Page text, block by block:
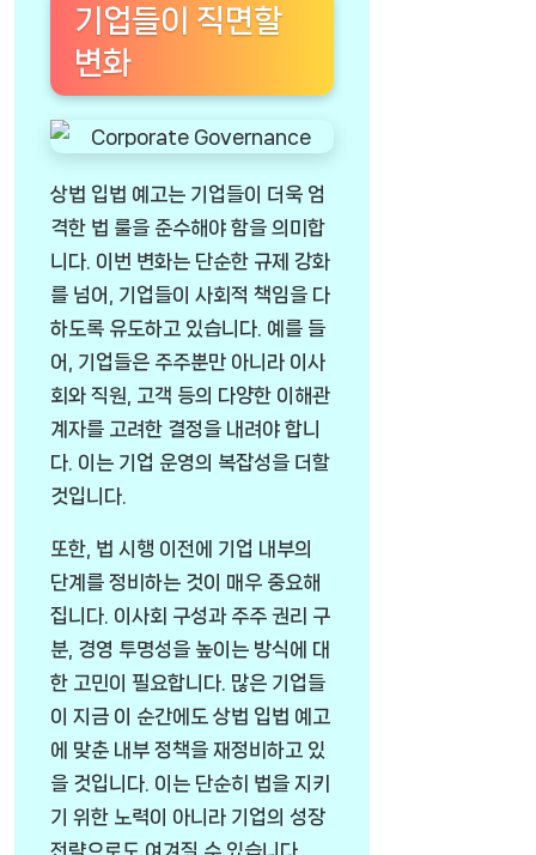
기업들이 직면할
변화
상법 입법 예고는 기업들이 더욱 엄
격한 법 룰을 준수해야 함을 의미합
니다. 이번 변화는 단순한 규제 강화
를 넘어, 기업들이 사회적 책임을 다
하도록 유도하고 있습니다. 예를 들
어, 기업들은 주주뿐만 아니라 이사
회와 직원, 고객 등의 다양한 이해관
계자를 고려한 결정을 내려야 합니
다. 이는 기업 운영의 복잡성을 더할
것입니다.
또한, 법 시행 이전에 기업 내부의
단계를 정비하는 것이 매우 중요해
집니다. 이사회 구성과 주주 권리 구
분, 경영 투명성을 높이는 방식에 대
한 고민이 필요합니다. 많은 기업들
이 지금 이 순간에도 상법 입법 예고
에 맞춘 내부 정책을 재정비하고 있
을 것입니다. 이는 단순히 법을 지키
기 위한 노력이 아니라 기업의 성장
전략으로도 여겨질 수 있습니다.